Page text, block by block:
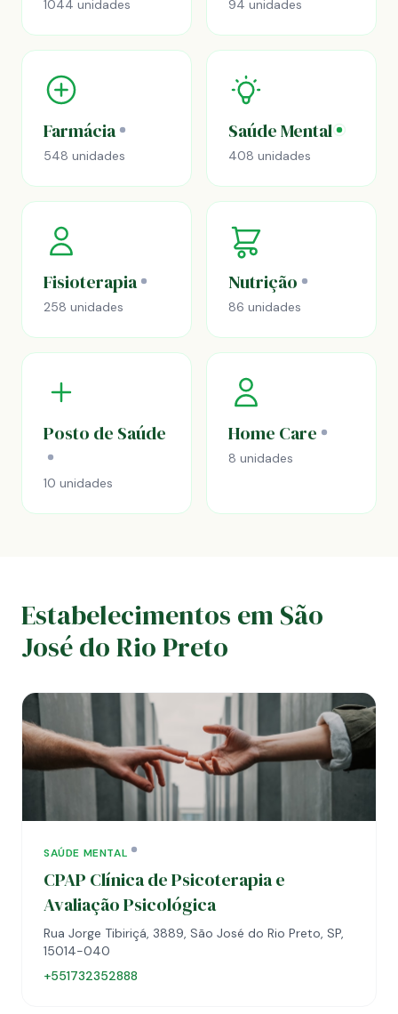
1044 unidades 94 unidades
Farmácia
548 unidades
Saúde Mental
408 unidades
Fisioterapia
258 unidades
Nutrição
86 unidades
Posto de Saúde
10 unidades
Home Care
8 unidades
Estabelecimentos em São
José do Rio Preto
SAÚDE MENTAL
CPAP Clínica de Psicoterapia e
Avaliação Psicológica
Rua Jorge Tibiriçá, 3889, São José do Rio Preto, SP,
15014-040
+551732352888